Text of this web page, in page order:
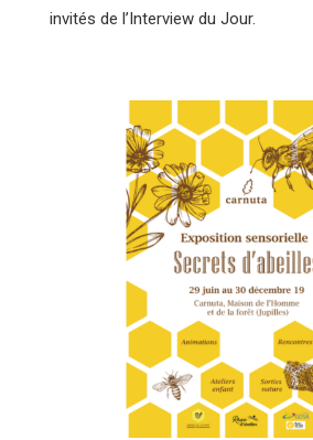
invités de l’Interview du Jour.